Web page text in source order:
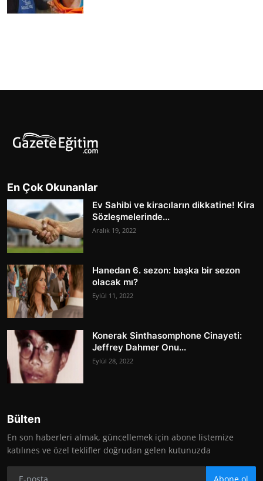
En Çok Okunanlar
Ev Sahibi ve kiracıların dikkatine! Kira
Sözleşmelerinde...
Aralık 19, 2022
Hanedan 6. sezon: başka bir sezon
olacak mı?
Eylül 11, 2022
Konerak Sinthasomphone Cinayeti:
Jeffrey Dahmer Onu...
Eylül 28, 2022
Bülten
En son haberleri almak, güncellemek için abone listemize
katılınes ve özel teklifler doğrudan gelen kutunuzda